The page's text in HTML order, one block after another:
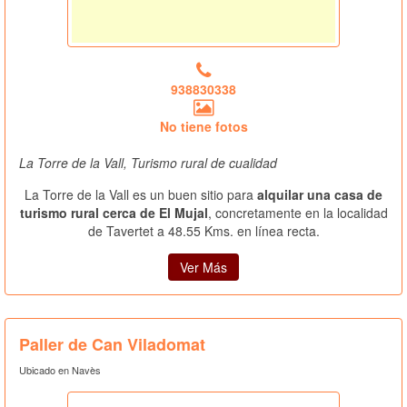
938830338
No tiene fotos
La Torre de la Vall, Turismo rural de cualidad
La Torre de la Vall es un buen sitio para alquilar una casa de
turismo rural cerca de El Mujal, concretamente en la localidad
de Tavertet a 48.55 Kms. en línea recta.
Ver Más
Paller de Can Viladomat
Ubicado en Navès